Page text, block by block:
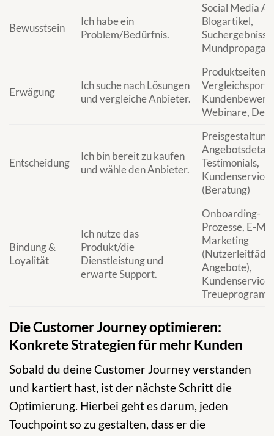
Bewusstsein
Ich habe ein
Problem/Bedürfnis.
Social Media
Blogartikel,
Suchergebnisse,
Erwägung
Ich suche nach Lösungen
und vergleiche Anbieter.
Produktseiten,
Webinare,
Entscheidung
Ich bin bereit zu kaufen
und wähle den Anbieter.
Preisgestaltung,
Testimonials,
Kundenservice
(Beratung)
Bindung &
Loyalität
Ich nutze das
Produkt/die
Dienstleistung und
erwarte Support.
Onboarding-
Prozesse, E-
Marketing
Angebote),
Kundenservice,
Die Customer Journey optimieren:
Konkrete Strategien für mehr Kunden
Sobald du deine Customer Journey verstanden
und kartiert hast, ist der nächste Schritt die
Optimierung. Hierbei geht es darum, jeden
Touchpoint so zu gestalten, dass er die